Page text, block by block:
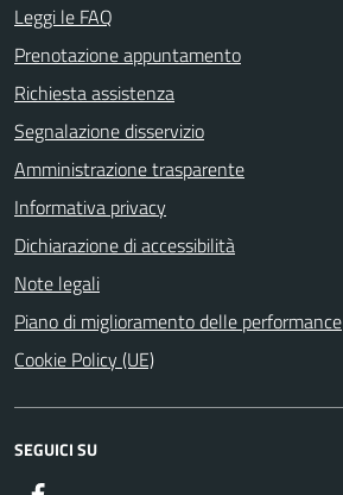
Leggi le FAQ
Prenotazione appuntamento
Richiesta assistenza
Segnalazione disservizio
Amministrazione trasparente
Informativa privacy
Dichiarazione di accessibilità
Note legali
Piano di miglioramento delle performance
Cookie Policy (UE)
SEGUICI SU